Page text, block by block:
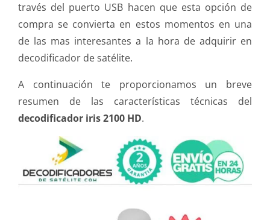
través del puerto USB hacen que esta opción de
compra se convierta en estos momentos en una
de las mas interesantes a la hora de adquirir en
decodificador de satélite.
A continuación te proporcionamos un breve
resumen de las características técnicas del
decodificador iris 2100 HD.